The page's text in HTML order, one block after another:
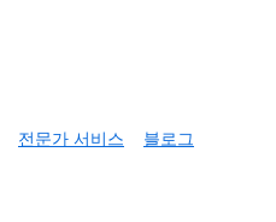
전문가 서비스 블로그